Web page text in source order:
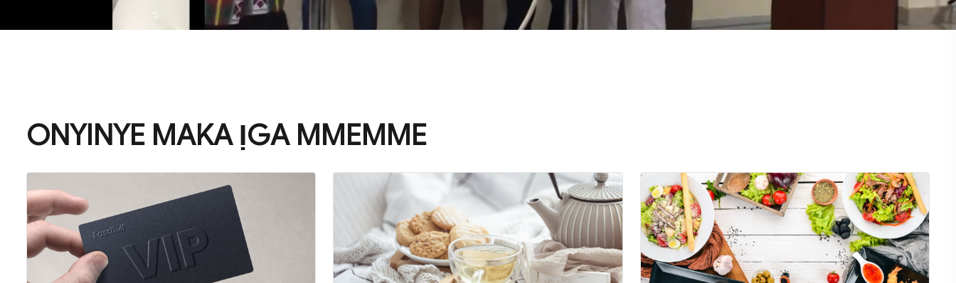
ONYINYE MAKA ỊGA MMEMME
FastBull pụrụ iche VIP akaụntụ-3 ọnwa Tii nke ehihie Nkwụsị kọfị kọfị nke onwe